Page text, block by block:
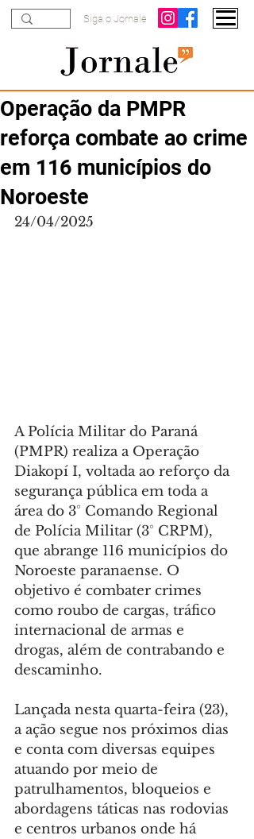
Siga o Jornale
Operação da PMPR
reforça combate ao crime
em 116 municípios do
Noroeste
24/04/2025
A Polícia Militar do Paraná
(PMPR) realiza a Operação
Diakopí I, voltada ao reforço da
segurança pública em toda a
área do 3° Comando Regional
de Polícia Militar (3° CRPM),
que abrange 116 municípios do
Noroeste paranaense. O
objetivo é combater crimes
como roubo de cargas, tráfico
internacional de armas e
drogas, além de contrabando e
descaminho.
Lançada nesta quarta-feira (23),
a ação segue nos próximos dias
e conta com diversas equipes
atuando por meio de
patrulhamentos, bloqueios e
abordagens táticas nas rodovias
e centros urbanos onde há